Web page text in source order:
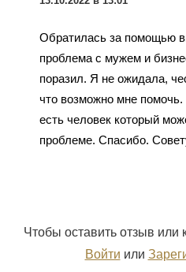
Обратилась за помощью
проблема с мужем и
поразил. Я не ожидала,
что возможно мне
есть человек который
проблеме. Спасибо.
Чтобы оставить отзыв
Войти или